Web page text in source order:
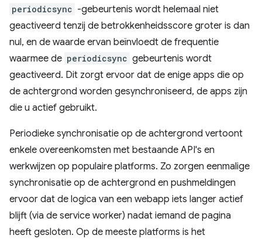
periodicsync -gebeurtenis wordt helemaal niet
geactiveerd tenzij de betrokkenheidsscore groter is dan
nul, en de waarde ervan beïnvloedt de frequentie
waarmee de periodicsync gebeurtenis wordt
geactiveerd. Dit zorgt ervoor dat de enige apps die op
de achtergrond worden gesynchroniseerd, de apps zijn
die u actief gebruikt.
Periodieke synchronisatie op de achtergrond vertoont
enkele overeenkomsten met bestaande API's en
werkwijzen op populaire platforms. Zo zorgen eenmalige
synchronisatie op de achtergrond en pushmeldingen
ervoor dat de logica van een webapp iets langer actief
blijft (via de service worker) nadat iemand de pagina
heeft gesloten. Op de meeste platforms is het